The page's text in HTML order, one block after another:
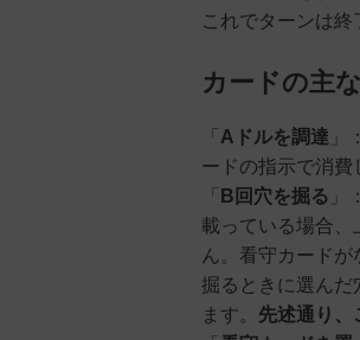
これでターンは終
カードの主
「 Aドルを調達 」
ードの指示で消費
「 B回穴を掘る 」
載っている場合
ん。看守カード
掘るときに選んだ
ます。 先述通り、